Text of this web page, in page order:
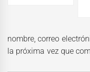
nombre, correo
la próxima vez que